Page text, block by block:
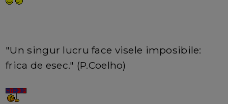
"Un singur lucru face visele imposibile:
frica de esec." (P.Coelho)